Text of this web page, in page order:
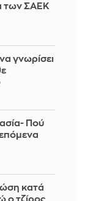
των ΣΑΕΚ
γνωρίσει
Πού
κατά